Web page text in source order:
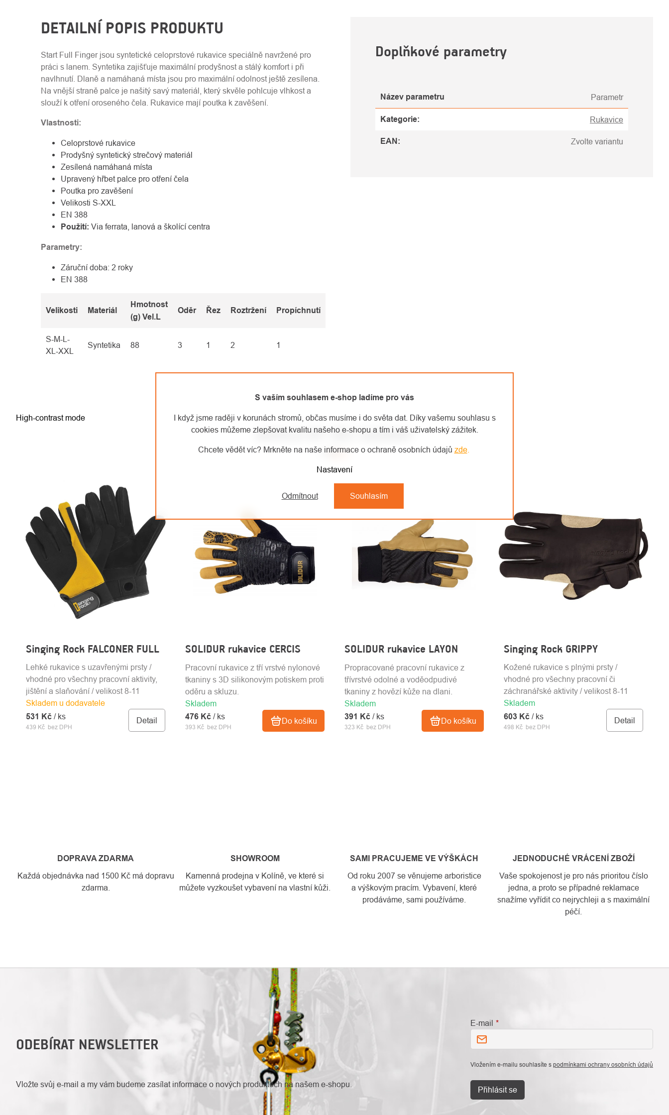
S vaším souhlasem e-shop ladíme pro vás
I když jsme raději v korunách stromů, občas musíme i do světa dat. Díky vašemu souhlasu s
cookies můžeme zlepšovat kvalitu našeho e-shopu a tím i váš uživatelský zážitek.
Chcete vědět víc? Mrkněte na naše informace o ochraně osobních údajů zde.
Nastavení
Odmítnout Souhlasím
DETAILNÍ POPIS PRODUKTU
Start Full Finger jsou syntetické celoprstové rukavice speciálně navržené pro
práci s lanem. Syntetika zajišťuje maximální prodyšnost a stálý komfort i při
navlhnutí. Dlaně a namáhaná místa jsou pro maximální odolnost ještě zesílena.
Na vnější straně palce je našitý savý materiál, který skvěle pohlcuje vlhkost a
slouží k otření oroseného čela. Rukavice mají poutka k zavěšení.
Vlastnosti:
Celoprstové rukavice
Prodyšný syntetický strečový materiál
Zesílená namáhaná místa
Upravený hřbet palce pro otření čela
Poutka pro zavěšení
Velikosti S-XXL
EN 388
Použití: Via ferrata, lanová a školící centra
Parametry:
Záruční doba: 2 roky
EN 388
Velikosti Materiál
Hmotnost
(g) Vel.L
Oděr Řez Roztržení Propíchnutí
S-M-L-
XL-XXL
Syntetika 88 3 1 2 1
Doplňkové parametry
Název parametru Parametr
Kategorie: Rukavice
EAN: Zvolte variantu
High-contrast mode
MOHLO BY VÁS ZAJÍMAT
Singing Rock FALCONER FULL
Skladem u dodavatele
439 Kč bez DPH
531 Kč / ks Detail
Lehké rukavice s uzavřenými prsty /
vhodné pro všechny pracovní aktivity,
jištění a slaňování / velikost 8-11
SOLIDUR rukavice CERCIS
Skladem
393 Kč bez DPH
476 Kč / ks Do košíku
Pracovní rukavice z tří vrstvé nylonové
tkaniny s 3D silikonovým potiskem proti
oděru a skluzu.
SOLIDUR rukavice LAYON
Skladem
323 Kč bez DPH
391 Kč / ks Do košíku
Propracované pracovní rukavice z
třívrstvé odolné a voděodpudivé
tkaniny z hovězí kůže na dlani.
Singing Rock GRIPPY
Skladem
498 Kč bez DPH
603 Kč / ks Detail
Kožené rukavice s plnými prsty /
vhodné pro všechny pracovní či
záchranářské aktivity / velikost 8-11
DOPRAVA ZDARMA
Každá objednávka nad 1500 Kč má dopravu
zdarma.
SHOWROOM
Kamenná prodejna v Kolíně, ve které si
můžete vyzkoušet vybavení na vlastní kůži.
SAMI PRACUJEME VE VÝŠKÁCH
Od roku 2007 se věnujeme arboristice
a výškovým pracím. Vybavení, které
prodáváme, sami používáme.
JEDNODUCHÉ VRÁCENÍ ZBOŽÍ
Vaše spokojenost je pro nás prioritou číslo
jedna, a proto se případné reklamace
snažíme vyřídit co nejrychleji a s maximální
péčí.
ODEBÍRAT NEWSLETTER
Vložte svůj e-mail a my vám budeme zasílat informace o nových produktech na našem e-shopu.
E-mail
Vložením e-mailu souhlasíte s podmínkami ochrany osobních údajů
Přihlásit se